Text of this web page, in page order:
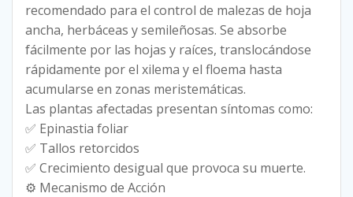
recomendado para el control de malezas de hoja
ancha, herbáceas y semileñosas. Se absorbe
fácilmente por las hojas y raíces, translocándose
rápidamente por el xilema y el floema hasta
acumularse en zonas meristemáticas.
Las plantas afectadas presentan síntomas como:
✅ Epinastia foliar
✅ Tallos retorcidos
✅ Crecimiento desigual que provoca su muerte.
⚙ Mecanismo de Acción